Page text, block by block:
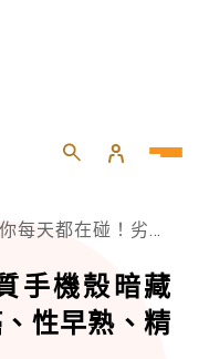
你每天都在碰！劣質手機殼暗藏鉛、塑化劑，恐致癌、性早熟、精子異常
手機殼暗藏
性早熟、精